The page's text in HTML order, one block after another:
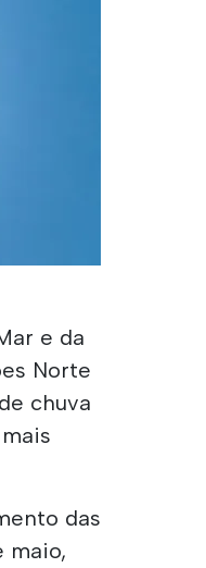
e da
Norte
chuva
das
maio,